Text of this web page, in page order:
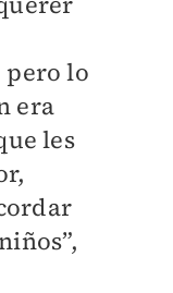
pero lo
era
les